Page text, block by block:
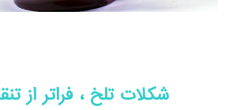
شکلات تلخ ، فراتر از